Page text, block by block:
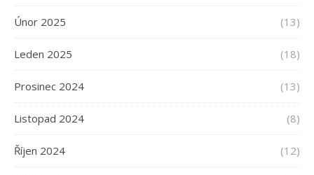
Únor 2025 (13)
Leden 2025 (18)
Prosinec 2024 (13)
Listopad 2024 (8)
Říjen 2024 (12)